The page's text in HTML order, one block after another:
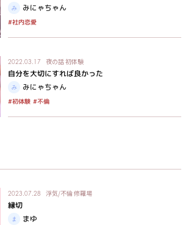
みにゃちゃん
#社内恋愛
2022.03.17 夜の話初体験
自分を大切にすれば良かった
みにゃちゃん
#初体験 #不倫
2023.07.28 浮気/不倫修羅場
縁切
まゆ